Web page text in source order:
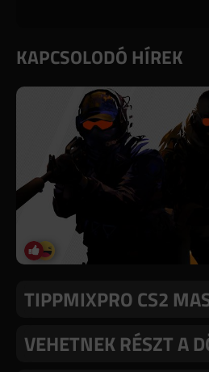
KAPCSOLODÓ HÍREK
TIPPMIXPRO CS2
VEHETNEK RÉSZT A